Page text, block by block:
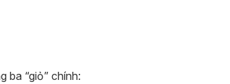
ba “giỏ” chính: